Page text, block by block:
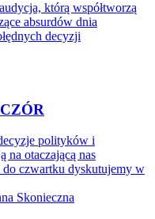
którą współtworzą
absurdów dnia
decyzji
polityków i
na otaczającą nas
do czwartku dyskutujemy w
Skonieczna